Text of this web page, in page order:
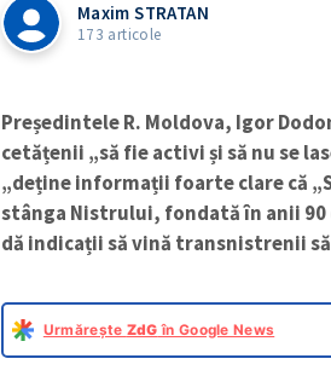
Maxim STRATAN
173 articole
Președintele R. Moldova, Igor
cetățenii „să fie activi și să nu se
„deține informații foarte clare că
stânga Nistrului, fondată în anii
dă indicații să vină transnistrenii
Urmărește ZdG în Google News